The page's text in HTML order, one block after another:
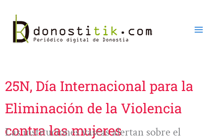
contenido
25N, Día Internacional para la
Eliminación de la Violencia
contra las mujeres
Las instituciones vascas alertan sobre el